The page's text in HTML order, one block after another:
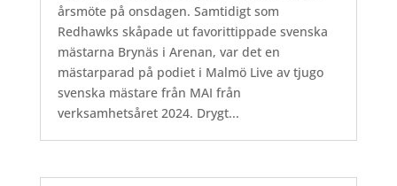
årsmöte på onsdagen. Samtidigt som
Redhawks skåpade ut favorittippade svenska
mästarna Brynäs i Arenan, var det en
mästarparad på podiet i Malmö Live av tjugo
svenska mästare från MAI från
verksamhetsåret 2024. Drygt...